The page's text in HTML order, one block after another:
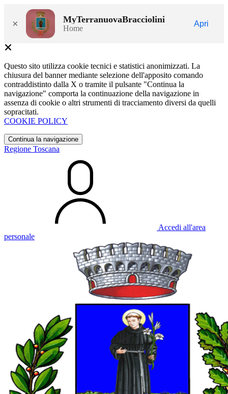
× MyTerranuovaBracciolini
Home
Apri
Questo sito utilizza cookie tecnici e statistici anonimizzati. La
chiusura del banner mediante selezione dell'apposito comando
contraddistinto dalla X o tramite il pulsante "Continua la
navigazione" comporta la continuazione della navigazione in
assenza di cookie o altri strumenti di tracciamento diversi da quelli
sopracitati.
COOKIE POLICY
Continua la navigazione
Regione Toscana
Accedi all'area
personale